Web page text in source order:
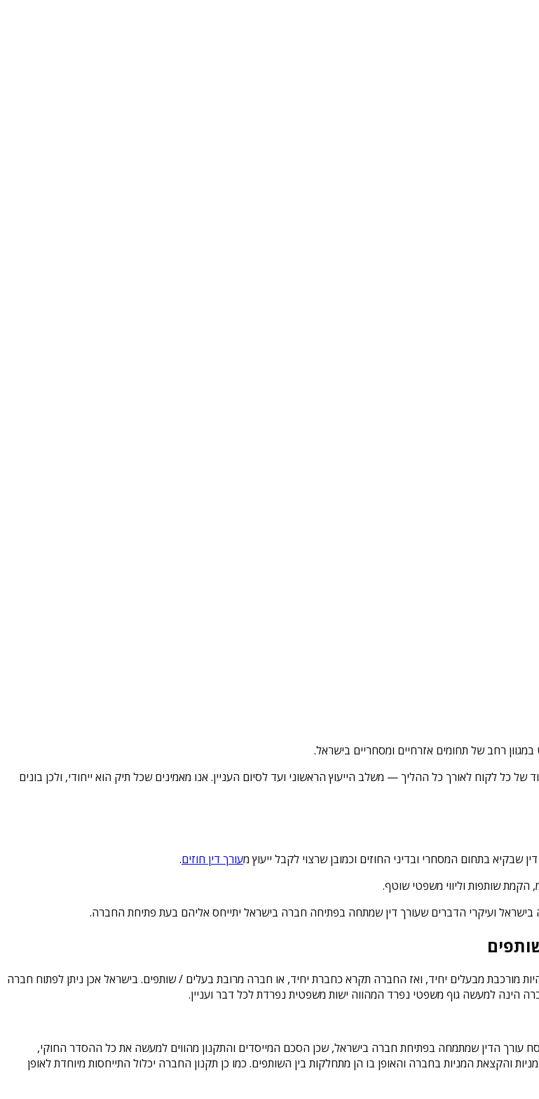
רחב של תחומים אזרחיים ומסחריים בישראל.
של כל לקוח לאורך כל ההליך — משלב הייעוץ הראשוני ועד לסיום העניין. אנו מאמינים שכל תיק הוא ייחודי, ולכן בונים
שבקיא בתחום המסחרי ובדיני החוזים וכמובן שרצוי לקבל ייעוץ מעורך דין חוזים.
שותפות וליווי משפטי שוטף.
ועיקרי הדברים שעורך דין שמתחה בפתיחה חברה בישראל יתייחס אליהם בעת פתיחת החברה.
מורכבת מבעלים יחיד, ואז החברה תקרא כחברת יחיד, או חברה מרובת בעלים / שותפים. בישראל אכן ניתן לפתוח חברה
למעשה גוף משפטי נפרד המהווה ישות משפטית נפרדת לכל דבר ועניין.
עורך הדין שמתמחה בפתיחת חברה בישראל, שכן הסכם המייסדים והתקנון מהווים למעשה את כל ההסדר החוקי,
והקצאת המניות בחברה והאופן בו הן מתחלקות בין השותפים. כמו כן תקנון החברה יכלול התייחסות מיוחדת לאופן